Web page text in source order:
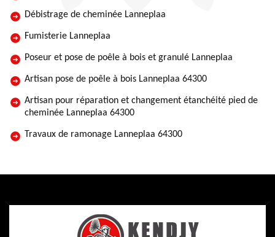
Débistrage de cheminée Lanneplaa
Fumisterie Lanneplaa
Poseur et pose de poêle à bois et granulé Lanneplaa
Artisan pose de poêle à bois Lanneplaa 64300
Artisan pour réparation et changement étanchéité pied de
cheminée Lanneplaa 64300
Travaux de ramonage Lanneplaa 64300